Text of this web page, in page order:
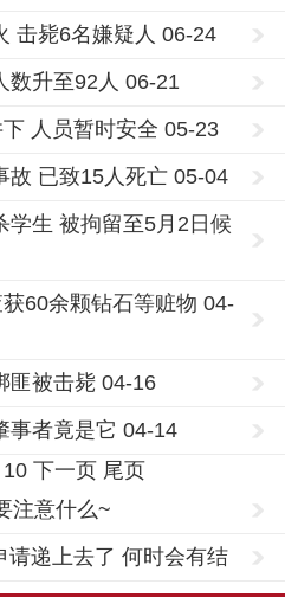
击毙6名嫌疑人 06-24
数升至92人 06-21
人员暂时安全 05-23
故 已致15人死亡 05-04
学生 被拘留至5月2日候
60余颗钻石等赃物 04-
匪被击毙 04-16
事者竟是它 04-14
10 下一页 尾页
注意什么~
请递上去了 何时会有结